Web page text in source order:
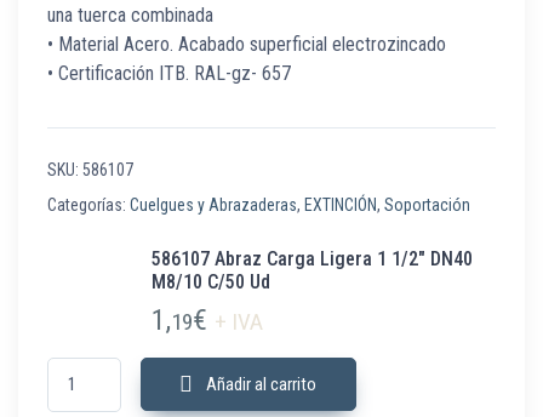
una tuerca combinada
• Material Acero. Acabado superficial electrozincado
• Certificación ITB. RAL-gz- 657
SKU: 586107
Categorías: Cuelgues y Abrazaderas, EXTINCIÓN, Soportación
586107 Abraz Carga Ligera 1 1/2″ DN40
M8/10 C/50 Ud
1,19€ + IVA
586107 Abraz Carga Ligera 1 1/2" DN40 M8/10 C/50 Ud cantidad
Añadir al carrito